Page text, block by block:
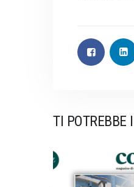
TI POTREBBE